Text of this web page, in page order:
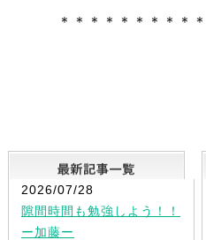
＊＊＊＊＊＊＊＊＊
2026/07/28
隙間時間も勉強しよう！！
ー加藤ー